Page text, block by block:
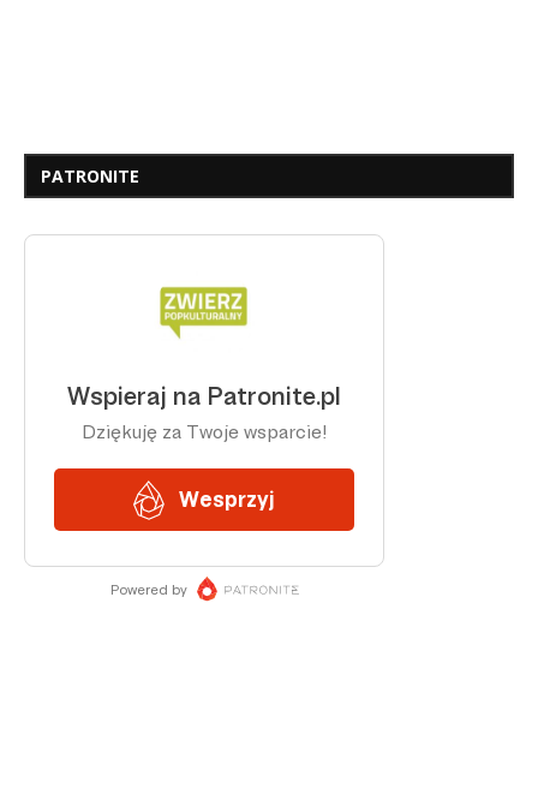
PATRONITE